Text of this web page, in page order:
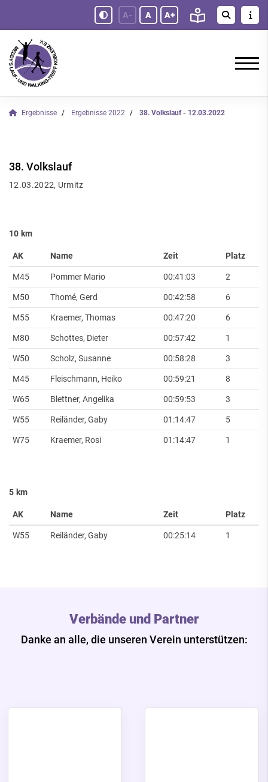
A- A A+
Ergebnisse Ergebnisse 2022 38. Volkslauf - 12.03.2022
38. Volkslauf
12.03.2022, Urmitz
10 km
AK Name Zeit Platz
M45 Pommer Mario 00:41:03
2
M50
Thomé, Gerd 00:42:58
6
M55
Kraemer, Thomas 00:47:20
6
M80
Schottes, Dieter 00:57:42
1
W50
Scholz, Susanne 00:58:28
3
M45
Fleischmann, Heiko 00:59:21
8
W65
Blettner, Angelika 00:59:53
3
W55
Reiländer, Gaby 01:14:47
5
W75
Kraemer, Rosi 01:14:47 1
5 km
AK Name Zeit Platz
W55 Reiländer, Gaby 00:25:14 1
Verbände und Partner
Danke an alle, die unseren Verein unterstützen: